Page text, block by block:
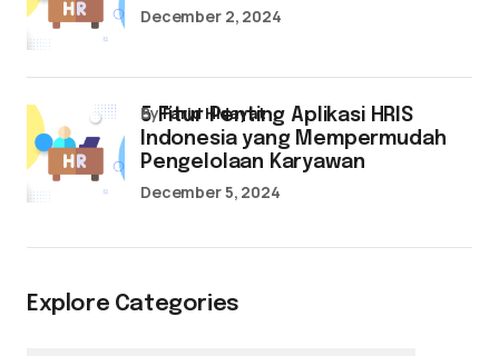
December 2, 2024
5 Fitur Penting Aplikasi HRIS
Indonesia yang Mempermudah
Pengelolaan Karyawan
byFarid Hidayat
December 5, 2024
Explore Categories